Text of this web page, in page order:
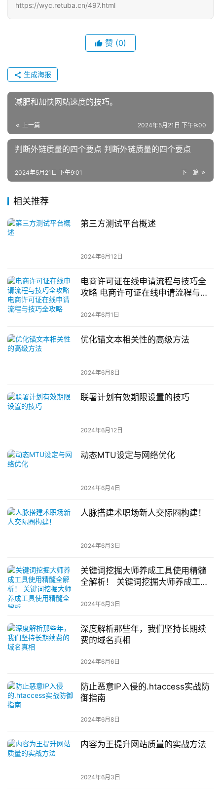
https://wyc.retuba.cn/497.html
赞 (0)
生成海报
减肥和加快网站速度的技巧。
上一篇 2024年5月21日 下午9:00
判断外链质量的四个要点 判断外链质量的四个要点
下一篇
2024年5月21日 下午9:01
相关推荐
第三方测试平台概述
2024年6月12日
电商许可证在线申请流程与技巧全
攻略 电商许可证在线申请流程与技
2024年6月1日
优化锚文本相关性的高级方法
2024年6月8日
联署计划有效期限设置的技巧
2024年6月12日
动态MTU设定与网络优化
2024年6月4日
人脉搭建术职场新人交际圈构建！
2024年6月3日
关键词挖掘大师养成工具使用精髓
全解析！ 关键词挖掘大师养成工具
2024年6月3日
深度解析那些年，我们坚持长期续
费的域名真相
2024年6月6日
防止恶意IP入侵的.htaccess实战防
御指南
2024年6月8日
内容为王提升网站质量的实战方法
2024年6月3日